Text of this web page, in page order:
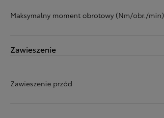
Maksymalny moment obrotowy (Nm/obr./min)
Zawieszenie
Zawieszenie przód